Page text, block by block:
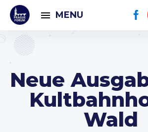
MENU
Neue
Wald